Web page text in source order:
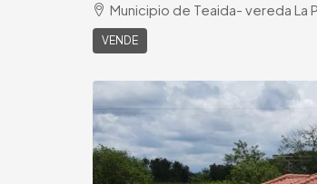
Municipio de Teaida- vereda La
VENDE